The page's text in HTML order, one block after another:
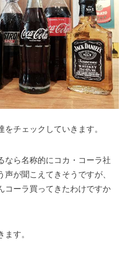
チェックしていきます。
なら名称的にコカ・コーラ社
が聞こえてきそうですが、
コーラ買ってきたわけですか
ます。